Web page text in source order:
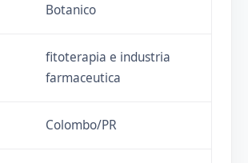
Botanico
fitoterapia e industria
farmaceutica
Colombo/PR